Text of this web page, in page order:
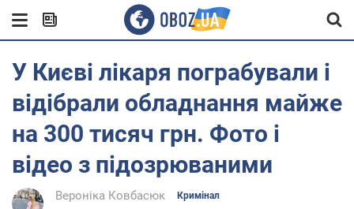
У Києві лікаря пограбували і
відібрали обладнання майже
на 300 тисяч грн. Фото і
відео з підозрюваними
Вероніка Ковбасюк Кримінал